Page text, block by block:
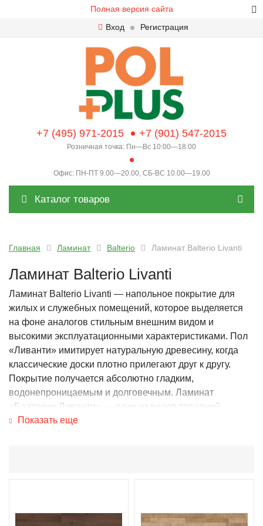
Полная версия сайта
Вход
Регистрация
+7 (495) 971-2015 +7 (901) 547-2015
Розничная точка: Пн—Вс 10:00—18:00
Офис: ПН-ПТ 9.00—20.00, СБ-ВС 10.00—19.00
Каталог товаров
Главная Ламинат Balterio Ламинат Balterio Livanti
Ламинат Balterio Livanti
Ламинат Balterio Livanti — напольное покрытие для
жилых и служебных помещений, которое выделяется
на фоне аналогов стильным внешним видом и
высокими эксплуатационными характеристиками. Пол
«Ливанти» имитирует натуральную древесину, когда
классические доски плотно прилегают друг к другу.
Покрытие получается абсолютно гладким,
водонепроницаемым и долговечным. Ламинат
«Балтерио Ливанти» — один из видов товарной
продукции, которую предлагает компания PolPlus. В
покрытия
Показать еще